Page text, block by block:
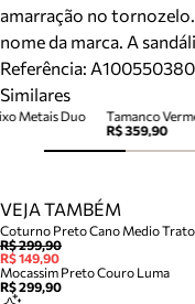
amarração no
nome da marca. A
Referência:
Similares
Tamanco
R$ 359,90
Metais Duo
VEJA TAMBÉM
Coturno Preto Cano Medio
R$ 299,90
R$ 149,90
Mocassim Preto Couro Luma
R$ 299,90